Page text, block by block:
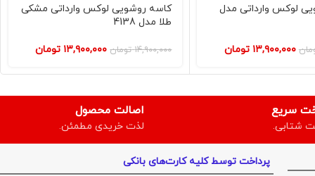
لوکس وارداتی مدل
۱۳,۹۰۰,۰۰۰ تومان
کاسه روشویی لوکس وارداتی مشکی
طلا مدل 4138
۱۴,۹۰۰,۰۰۰ تومان ۱۳,۹۰۰,۰۰۰ تومان
سریع
شتابی.
اصالت محصول
لذت خریدی مطمئن.
پرداخت توسط کلیه کارت‌های بانکی